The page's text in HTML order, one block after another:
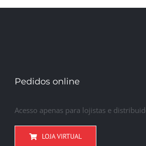
Pedidos online
Acesso apenas para lojistas e
LOJA VIRTUAL